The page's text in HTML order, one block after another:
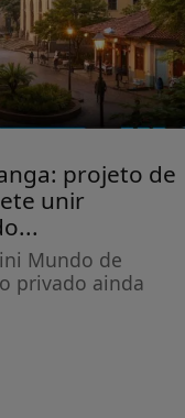
projeto de
unir
Mundo de
privado ainda